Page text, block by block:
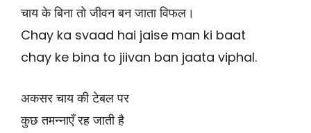
चाय के बिना तो जीवन बन जाता विफल।
Chay ka svaad hai jaise man ki baat
chay ke bina to jiivan ban jaata viphal.
अकसर चाय की टेबल पर
कुछ तमन्नाएँ रह जाती है